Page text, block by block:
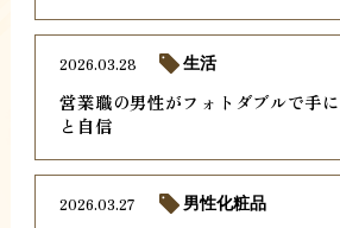
営業職の男性がフォトダブルで手
と自信
2026.03.28 生活
2026.03.27 男性化粧品